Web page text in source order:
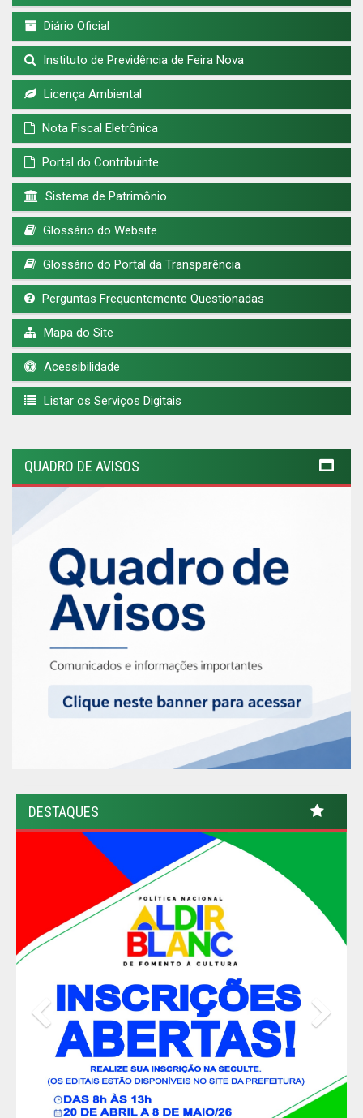
Diário Oficial
Instituto de Previdência de Feira Nova
Licença Ambiental
Nota Fiscal Eletrônica
Portal do Contribuinte
Sistema de Patrimônio
Glossário do Website
Glossário do Portal da Transparência
Perguntas Frequentemente Questionadas
Mapa do Site
Acessibilidade
Listar os Serviços Digitais
QUADRO DE AVISOS
DESTAQUES
Previous